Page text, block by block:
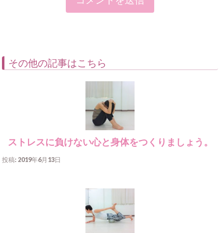
その他の記事はこちら
ストレスに負けない心と身体をつくりましょう。
投稿: 2019年6月13日